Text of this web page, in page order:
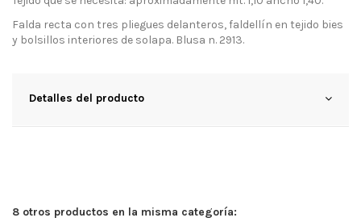
Falda recta con tres pliegues delanteros, faldellín en tejido bies
y bolsillos interiores de solapa. Blusa n. 2913.
Detalles del producto
8 otros productos en la misma categoría: